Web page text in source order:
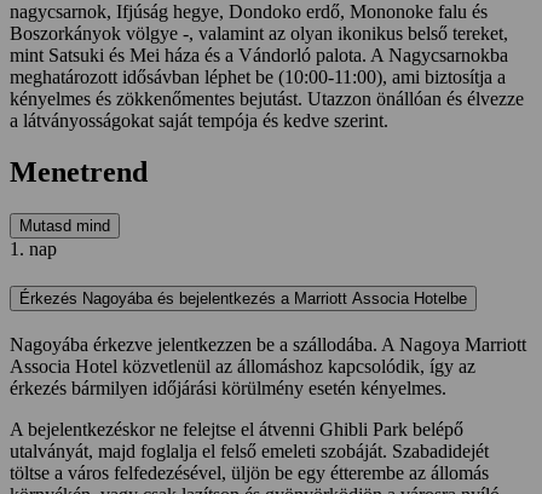
nagycsarnok, Ifjúság hegye, Dondoko erdő, Mononoke falu és
Boszorkányok völgye -, valamint az olyan ikonikus belső tereket,
mint Satsuki és Mei háza és a Vándorló palota. A Nagycsarnokba
meghatározott idősávban léphet be (10:00-11:00), ami biztosítja a
kényelmes és zökkenőmentes bejutást. Utazzon önállóan és élvezze
a látványosságokat saját tempója és kedve szerint.
Menetrend
Mutasd mind
1. nap
Érkezés Nagoyába és bejelentkezés a Marriott Associa Hotelbe
Nagoyába érkezve jelentkezzen be a szállodába. A Nagoya Marriott
Associa Hotel közvetlenül az állomáshoz kapcsolódik, így az
érkezés bármilyen időjárási körülmény esetén kényelmes.
A bejelentkezéskor ne felejtse el átvenni Ghibli Park belépő
utalványát, majd foglalja el felső emeleti szobáját. Szabadidejét
töltse a város felfedezésével, üljön be egy étterembe az állomás